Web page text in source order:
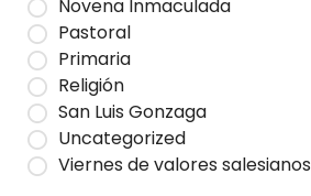
Novena Inmaculada
Pastoral
Primaria
Religión
San Luis Gonzaga
Uncategorized
Viernes de valores salesianos